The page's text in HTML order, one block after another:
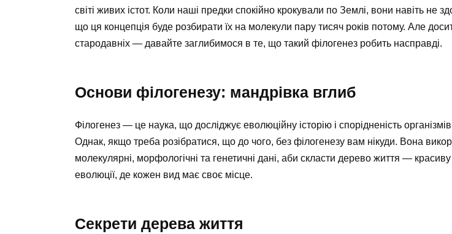
світі живих істот. Коли наші предки спокійно крокували по Землі, вони навіть не
що ця концепція буде розбирати їх на молекули пару тисяч років потому. Але
стародавніх — давайте заглибимося в те, що такий філогенез робить насправді.
Основи філогенезу: мандрівка вглиб
Філогенез — це наука, що досліджує еволюційну історію і спорідненість
Однак, якщо треба розібратися, що до чого, без філогенезу вам нікуди. Вона
молекулярні, морфологічні та генетичні дані, аби скласти дерево життя —
еволюції, де кожен вид має своє місце.
Секрети дерева життя